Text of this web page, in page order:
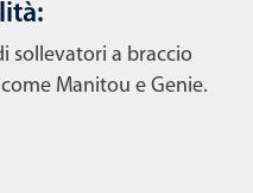
sollevatori a braccio
Manitou e Genie.